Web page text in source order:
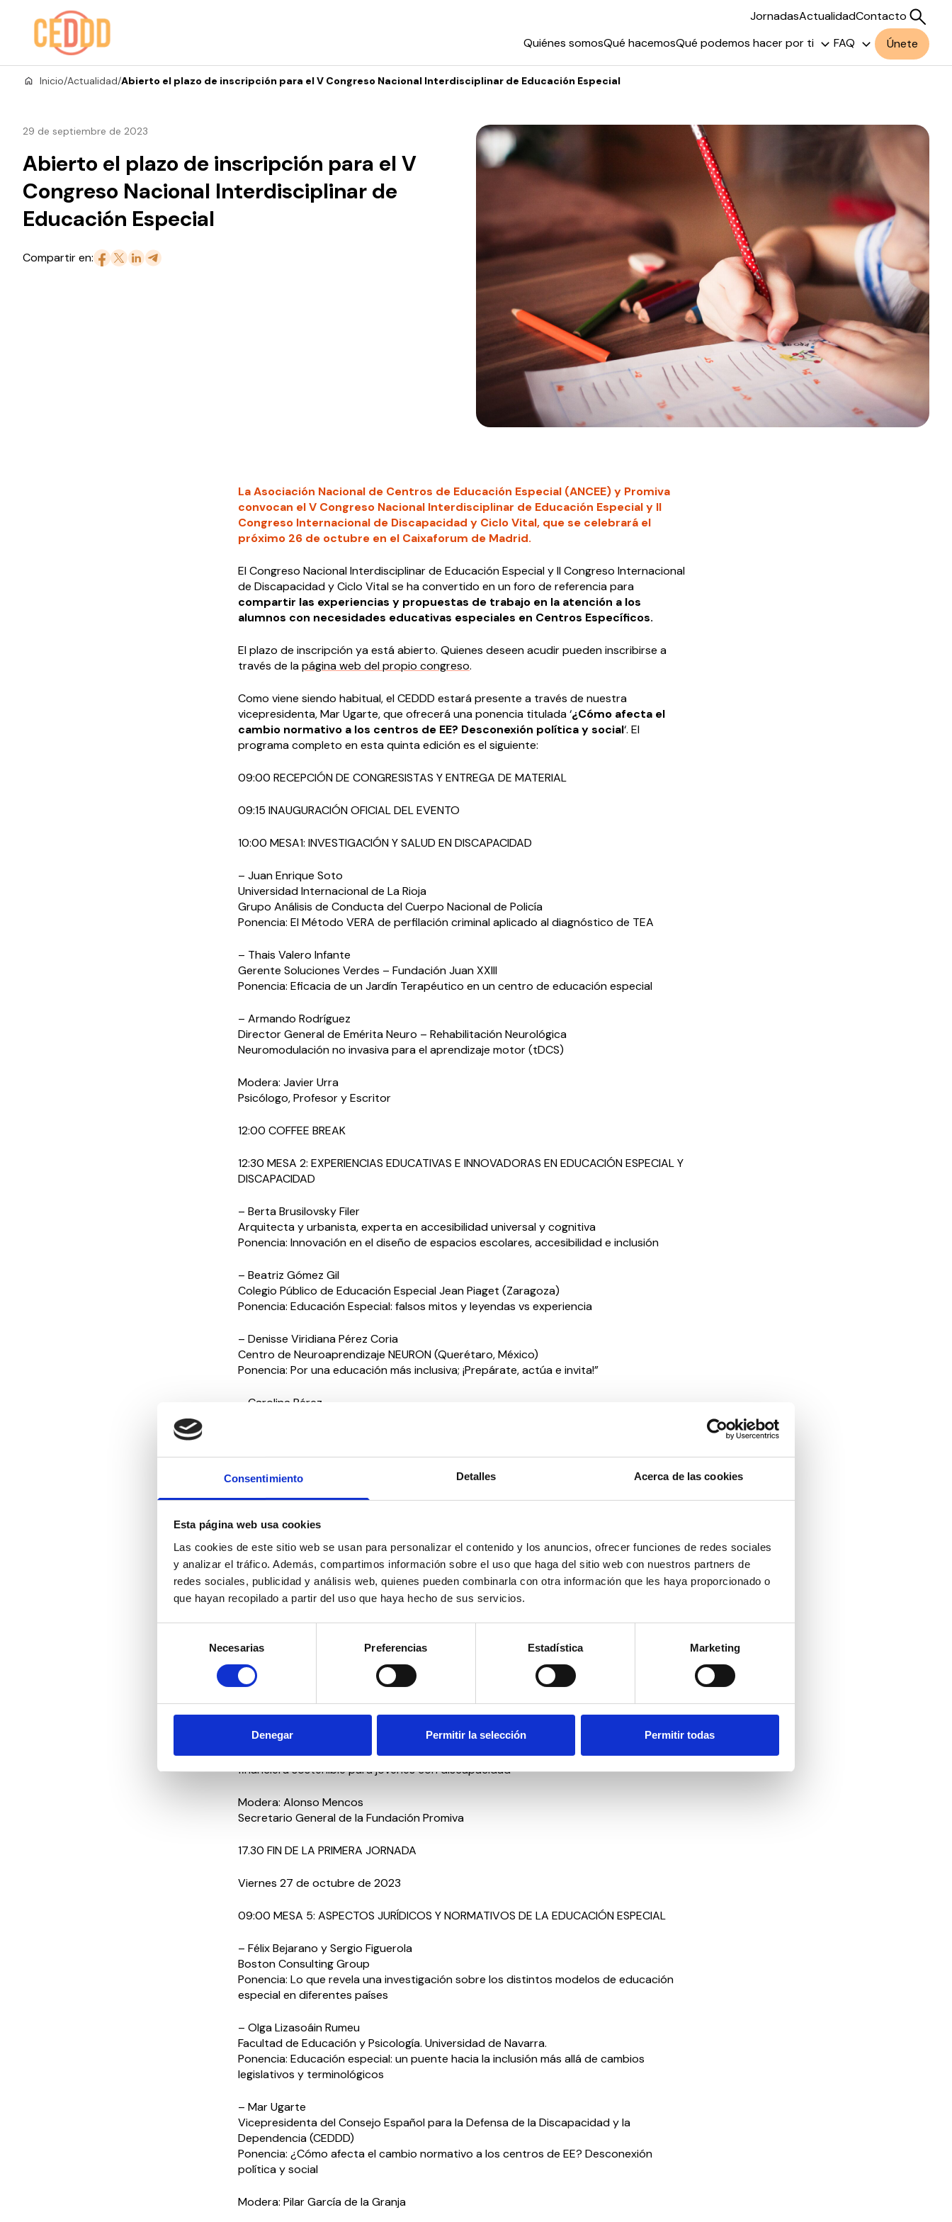
Consentimiento Detalles Acerca de las cookies
Esta página web usa cookies
Las cookies de este sitio web se usan para personalizar el contenido y los anuncios, ofrecer funciones de redes sociales
y analizar el tráfico. Además, compartimos información sobre el uso que haga del sitio web con nuestros partners de
redes sociales, publicidad y análisis web, quienes pueden combinarla con otra información que les haya proporcionado o
que hayan recopilado a partir del uso que haya hecho de sus servicios.
consentimiento
Necesarias Preferencias Estadística Marketing
Denegar Permitir la selección Permitir todas
Saltar al contenido
JornadasActualidadContacto
Quiénes somosQué hacemosQué podemos hacer por ti FAQ Únete
Inicio/Actualidad/Abierto el plazo de inscripción para el V Congreso Nacional Interdisciplinar de Educación Especial
29 de septiembre de 2023
Abierto el plazo de inscripción para el V
Congreso Nacional Interdisciplinar de
Educación Especial
Compartir en:
La Asociación Nacional de Centros de Educación Especial (ANCEE) y Promiva
convocan el V Congreso Nacional Interdisciplinar de Educación Especial y II
Congreso Internacional de Discapacidad y Ciclo Vital, que se celebrará el
próximo 26 de octubre en el Caixaforum de Madrid.
El Congreso Nacional Interdisciplinar de Educación Especial y II Congreso Internacional
de Discapacidad y Ciclo Vital se ha convertido en un foro de referencia para
compartir las experiencias y propuestas de trabajo en la atención a los
alumnos con necesidades educativas especiales en Centros Específicos.
El plazo de inscripción ya está abierto. Quienes deseen acudir pueden inscribirse a
través de lapágina web del propio congreso.
Como viene siendo habitual, el CEDDD estará presente a través de nuestra
vicepresidenta, Mar Ugarte, que ofrecerá una ponencia titulada ‘¿Cómo afecta el
cambio normativo a los centros de EE? Desconexión política y social‘. El
programa completo en esta quinta edición es el siguiente:
09:00 RECEPCIÓN DE CONGRESISTAS Y ENTREGA DE MATERIAL
09:15 INAUGURACIÓN OFICIAL DEL EVENTO
10:00 MESA1: INVESTIGACIÓN Y SALUD EN DISCAPACIDAD
– Juan Enrique Soto
Universidad Internacional de La Rioja
Grupo Análisis de Conducta del Cuerpo Nacional de Policía
Ponencia: El Método VERA de perfilación criminal aplicado al diagnóstico de TEA
– Thais Valero Infante
Gerente Soluciones Verdes – Fundación Juan XXIII
Ponencia: Eficacia de un Jardín Terapéutico en un centro de educación especial
– Armando Rodríguez
Director General de Emérita Neuro – Rehabilitación Neurológica
Neuromodulación no invasiva para el aprendizaje motor (tDCS)
Modera: Javier Urra
Psicólogo, Profesor y Escritor
12:00 COFFEE BREAK
12:30 MESA 2: EXPERIENCIAS EDUCATIVAS E INNOVADORAS EN EDUCACIÓN ESPECIAL Y
DISCAPACIDAD
– Berta Brusilovsky Filer
Arquitecta y urbanista, experta en accesibilidad universal y cognitiva
Ponencia: Innovación en el diseño de espacios escolares, accesibilidad e inclusión
– Beatriz Gómez Gil
Colegio Público de Educación Especial Jean Piaget (Zaragoza)
Ponencia: Educación Especial: falsos mitos y leyendas vs experiencia
– Denisse Viridiana Pérez Coria
Centro de Neuroaprendizaje NEURON (Querétaro, México)
Ponencia: Por una educación más inclusiva; ¡Prepárate, actúa e invita!”
– Carolina Pérez
Profesora de la Universidad Complutense de Madrid
16:00 MESA 3: DISCAPACIDAD EN ETAPA ADULTA: INCLUSIÓN, EMPLEABILIDAD,
JUBILACIÓN Y LEGISLACIÓN
– Elena López de Henares
Ponencia: Adaptación a la nueva legislación sobre capacidad de obrar de las personas
Economista
Ponencia: Calidad del empleo y futuro de las pensiones
Fundacio Institut de Estudis Financiers
Ponencia: Proyecto ERASMUS+ DisFinLit materiales educativos para la alfabetización
financiera sostenible para jóvenes con discapacidad
Modera: Alonso Mencos
Secretario General de la Fundación Promiva
17.30 FIN DE LA PRIMERA JORNADA
Viernes 27 de octubre de 2023
09:00 MESA 5: ASPECTOS JURÍDICOS Y NORMATIVOS DE LA EDUCACIÓN ESPECIAL
– Félix Bejarano y Sergio Figuerola
Boston Consulting Group
Ponencia: Lo que revela una investigación sobre los distintos modelos de educación
especial en diferentes países
– Olga Lizasoáin Rumeu
Facultad de Educación y Psicología. Universidad de Navarra.
Ponencia: Educación especial: un puente hacia la inclusión más allá de cambios
legislativos y terminológicos
– Mar Ugarte
Vicepresidenta del Consejo Español para la Defensa de la Discapacidad y la
Dependencia (CEDDD)
Ponencia: ¿Cómo afecta el cambio normativo a los centros de EE? Desconexión
política y social
Modera: Pilar García de la Granja